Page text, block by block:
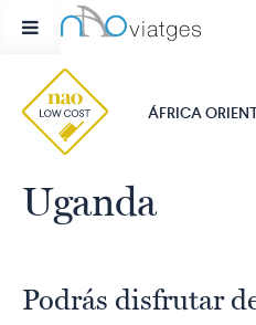
ÁFRICA
Uganda
Podrás disfrutar